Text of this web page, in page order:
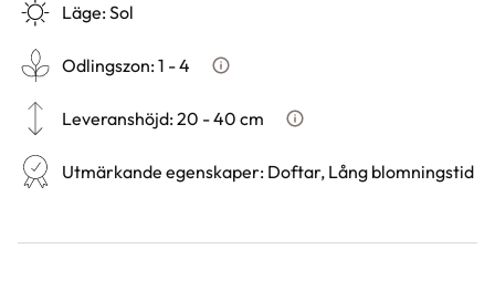
Läge:Sol
Odlingszon:1 - 4 Vad är odlingszon?
Leveranshöjd:20 - 40 cm Hur vi mäter leveranshöjd på
Utmärkande egenskaper: Doftar, Lång blomningstid